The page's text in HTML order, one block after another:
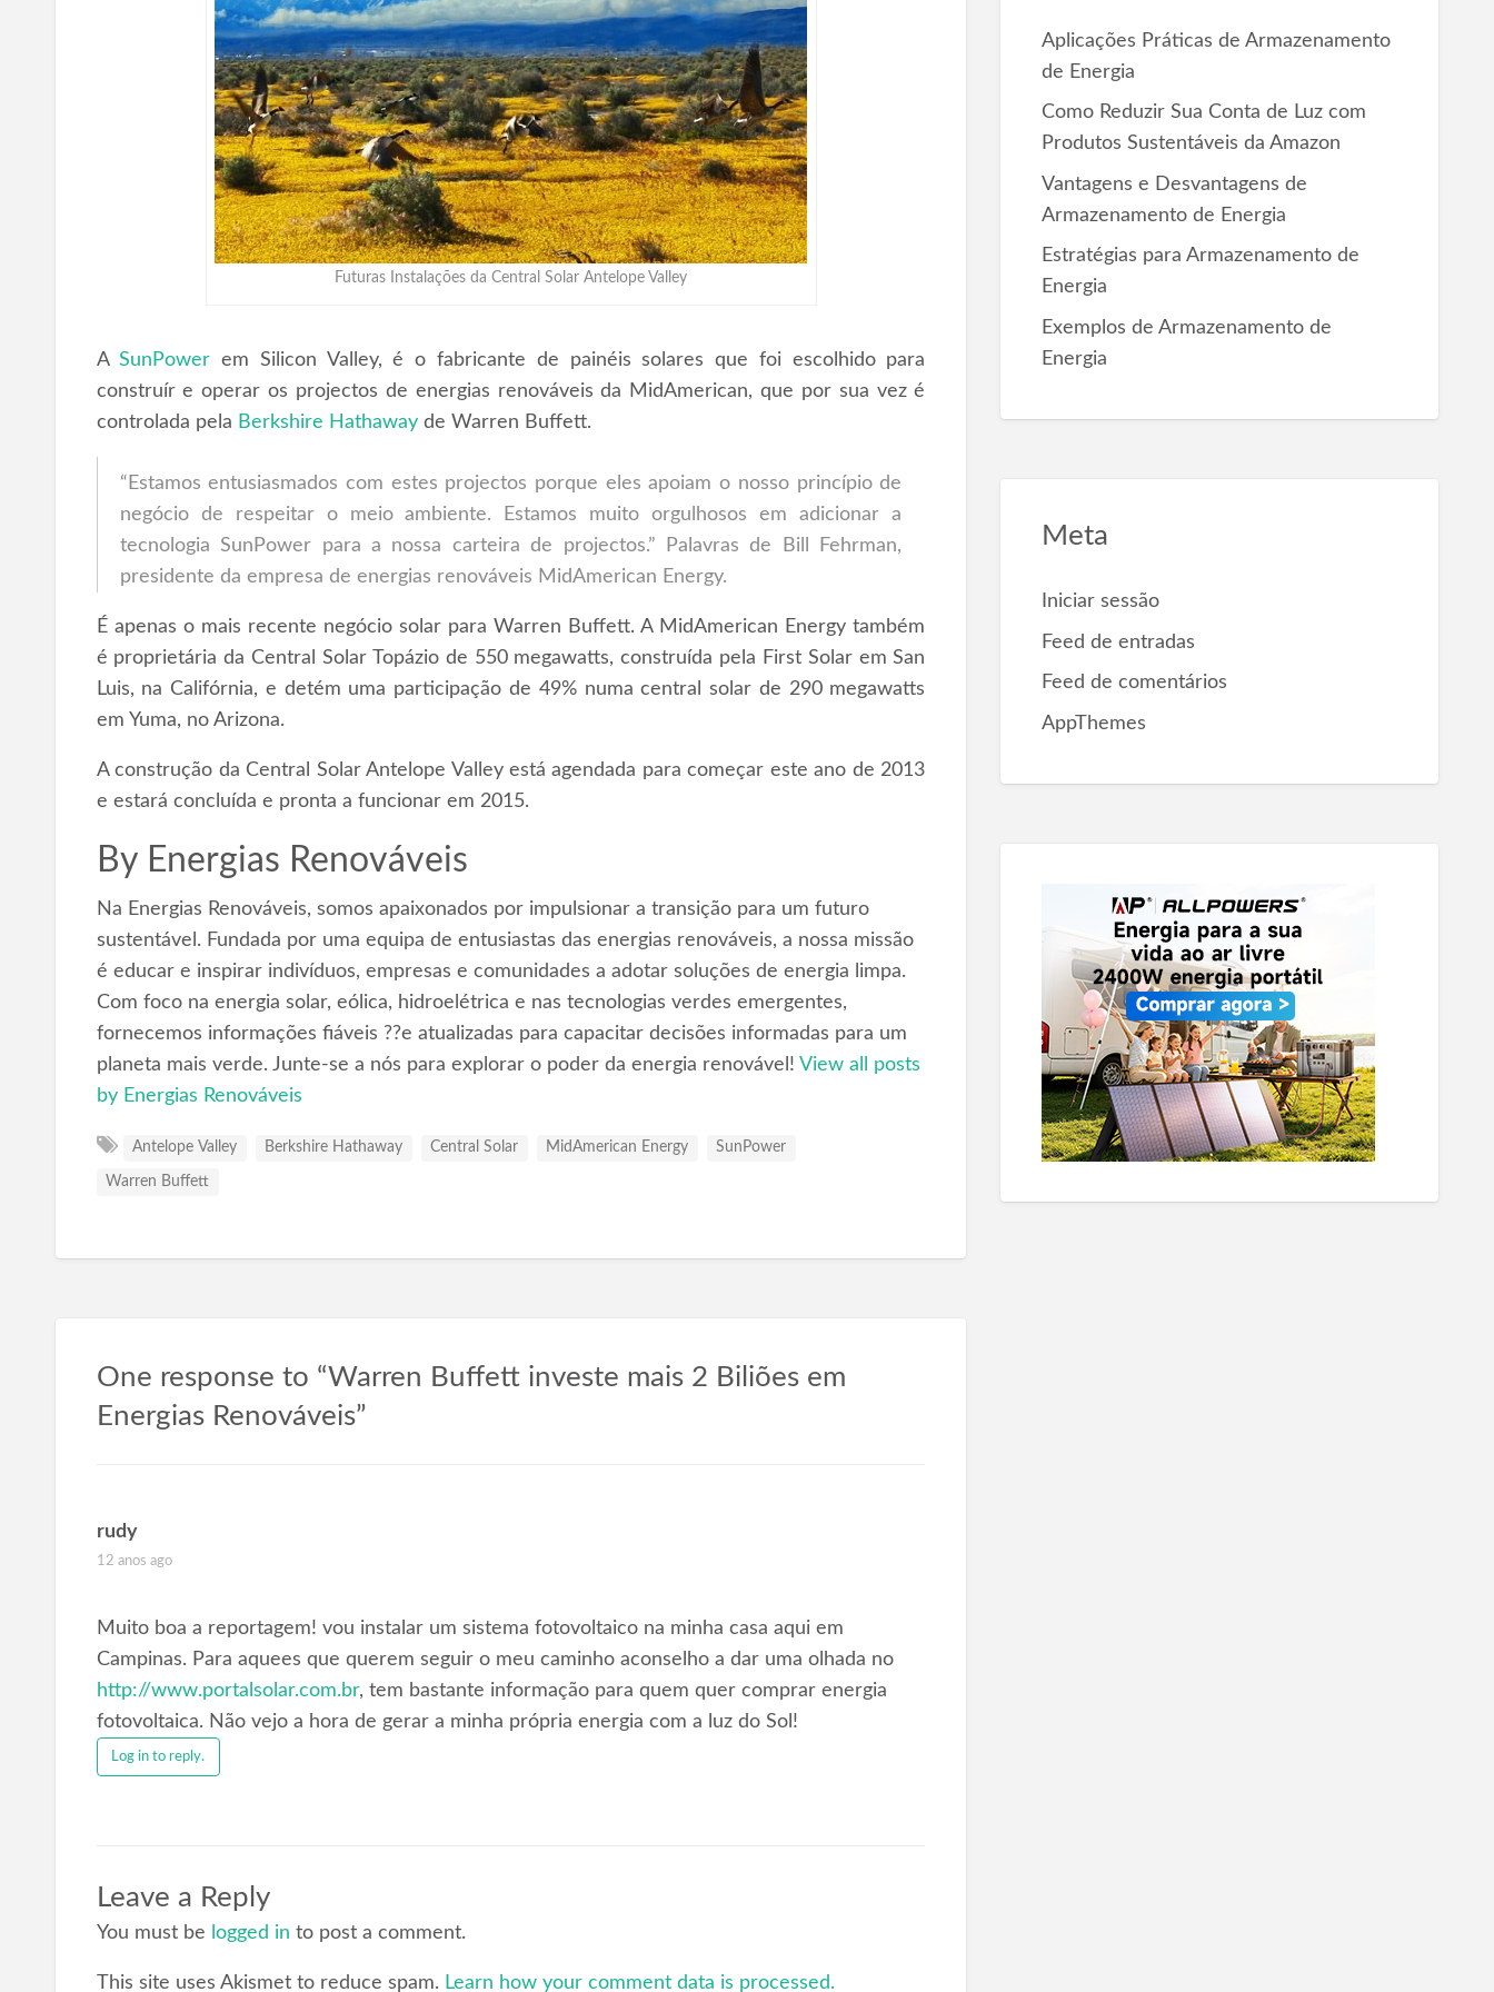
Futuras Instalações da Central Solar Antelope Valley
ASunPower em Silicon Valley, é o fabricante de painéis solares que foi escolhido para
construír e operar os projectos de energias renováveis da MidAmerican, que por sua vez é
controlada pela Berkshire Hathawayde Warren Buffett.
“Estamos entusiasmados com estes projectos porque eles apoiam o nosso princípio de
negócio de respeitar o meio ambiente. Estamos muito orgulhosos em adicionar a
tecnologia SunPower para a nossa carteira de projectos.” Palavras de Bill Fehrman,
presidente da empresa de energias renováveis MidAmerican Energy.
É apenas o mais recente negócio solar para Warren Buffett. A MidAmerican Energy também
é proprietária da Central Solar Topázio de 550 megawatts, construída pela First Solar em San
Luis, na Califórnia, e detém uma participação de 49% numa central solar de 290 megawatts
em Yuma, no Arizona.
A construção da Central Solar Antelope Valley está agendada para começar este ano de 2013
e estará concluída e pronta a funcionar em 2015.
By Energias Renováveis
Na Energias Renováveis, somos apaixonados por impulsionar a transição para um futuro
sustentável. Fundada por uma equipa de entusiastas das energias renováveis, a nossa missão
é educar e inspirar indivíduos, empresas e comunidades a adotar soluções de energia limpa.
Com foco na energia solar, eólica, hidroelétrica e nas tecnologias verdes emergentes,
fornecemos informações fiáveis ??e atualizadas para capacitar decisões informadas para um
planeta mais verde. Junte-se a nós para explorar o poder da energia renovável! View all posts
by Energias Renováveis
Antelope Valley Berkshire Hathaway Central Solar MidAmerican Energy SunPower
Warren Buffett
One response to “Warren Buffett investe mais 2 Biliões em
Energias Renováveis”
rudy
12 anos ago
Muito boa a reportagem! vou instalar um sistema fotovoltaico na minha casa aqui em
Campinas. Para aquees que querem seguir o meu caminho aconselho a dar uma olhada no
http://www.portalsolar.com.br, tem bastante informação para quem quer comprar energia
fotovoltaica. Não vejo a hora de gerar a minha própria energia com a luz do Sol!
Log in to reply.
Leave a Reply
You must be logged in to post a comment.
This site uses Akismet to reduce spam. Learn how your comment data is processed.
Aplicações Práticas de Armazenamento
de Energia
Como Reduzir Sua Conta de Luz com
Produtos Sustentáveis da Amazon
Vantagens e Desvantagens de
Armazenamento de Energia
Estratégias para Armazenamento de
Energia
Exemplos de Armazenamento de
Energia
Meta
Iniciar sessão
Feed de entradas
Feed de comentários
AppThemes